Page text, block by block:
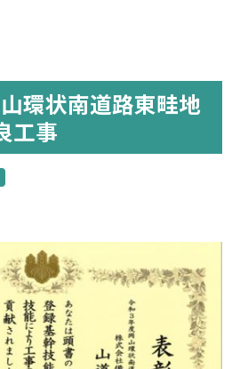
環状南道路東畦地
工事